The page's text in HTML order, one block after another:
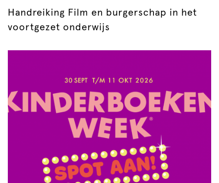
Handreiking Film en burgerschap in het
voortgezet onderwijs